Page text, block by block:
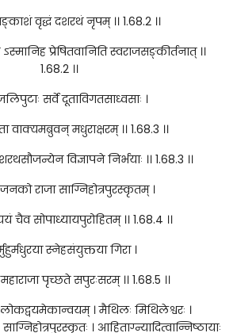
वृद्धं दशरथं नृपम् ।। 1.68.2 ।।
प्रेषितवानिति स्वराजसङ्कीर्तनात् ।।
1.68.2 ।।
सर्वे दूताविगतसाध्वसाः ।
वाक्यमब्रुवन् मधुराक्षरम् ।। 1.68.3 ।।
विज्ञापने निर्भयाः ।। 1.68.3 ।।
राजा साग्निहोत्रपुरस्कृतम् ।
सोपाध्यायपुरोहितम् ।। 1.68.4 ।।
स्नेहसंयुक्तया गिरा ।
पृच्छते सपुरःसरम् ।। 1.68.5 ।।
। मैथिलः मिथिलेश्वरः ।
। आहिताग्न्यादित्वान्निष्ठायाः